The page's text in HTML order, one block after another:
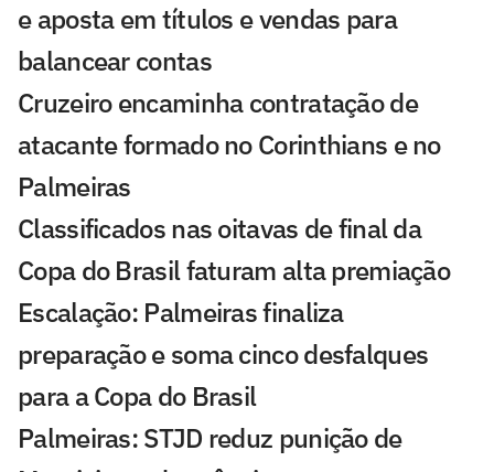
e aposta em títulos e vendas para
balancear contas
Cruzeiro encaminha contratação de
atacante formado no Corinthians e no
Palmeiras
Classificados nas oitavas de final da
Copa do Brasil faturam alta premiação
Escalação: Palmeiras finaliza
preparação e soma cinco desfalques
para a Copa do Brasil
Palmeiras: STJD reduz punição de